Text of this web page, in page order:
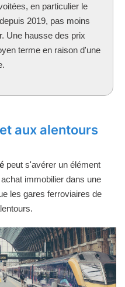
en particulier le
2019, pas moins
Une hausse des prix
terme en raison d'une
aux alentours
peut s'avérer un élément
immobilier dans une
les gares ferroviaires de